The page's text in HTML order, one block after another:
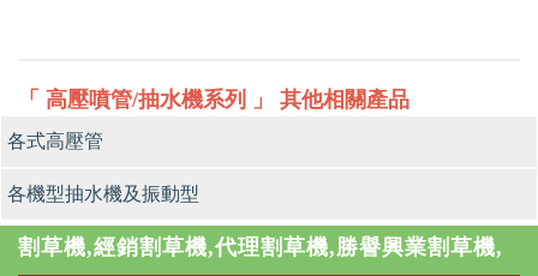
「 高壓噴管/抽水機系列 」 其他相關產品
各式高壓管
各機型抽水機及振動型
割草機,經銷割草機,代理割草機,勝譽興業割草機,